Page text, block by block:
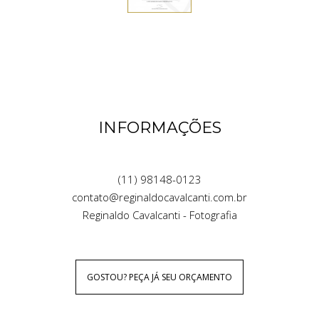
INFORMAÇÕES
(11) 98148-0123
contato@reginaldocavalcanti.com.br
Reginaldo Cavalcanti - Fotografia
GOSTOU? PEÇA JÁ SEU ORÇAMENTO